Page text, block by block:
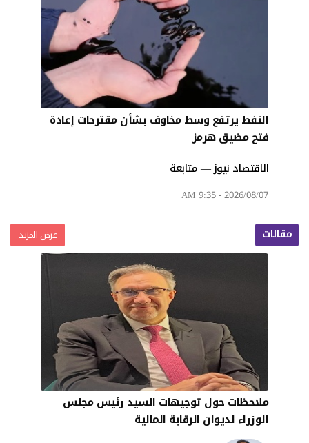
النفط يرتفع وسط مخاوف بشأن مقترحات إعادة
فتح مضيق هرمز
الاقتصاد نيوز — متابعة
2026/08/07 - 9:35 AM
مقالات عرض المزيد
ملاحظات حول توجيهات السيد رئيس مجلس
الوزراء لديوان الرقابة المالية